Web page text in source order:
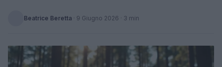
Beatrice Beretta · 9 Giugno 2026 · 3 min